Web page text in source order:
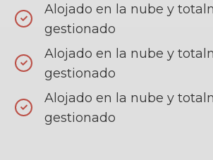
Alojado en la nube y
gestionado
Alojado en la nube y
gestionado
Alojado en la nube y
gestionado